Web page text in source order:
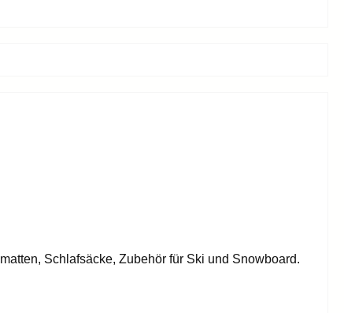
Schlafsäcke, Zubehör für Ski und Snowboard.